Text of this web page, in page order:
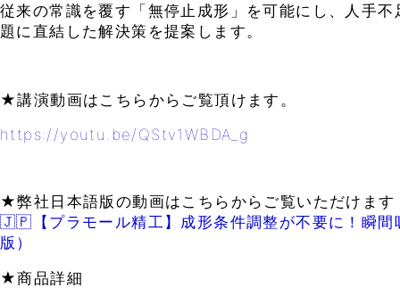
従来の常識を覆す「無停止成形」を可能にし、人手
題に直結した解決策を提案します。
★講演動画はこちらからご覧頂けます。
https://youtu.be/QStv1WBDA_g
★弊社日本語版の動画はこちらからご覧いただけます
🇯🇵【プラモール精工】成形条件調整が不要に！瞬間
版）
★商品詳細